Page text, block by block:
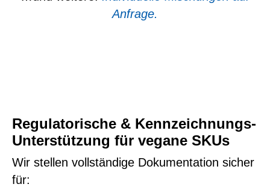
Anfrage.
Regulatorische & Kennzeichnungs-
Unterstützung für vegane SKUs
Wir stellen vollständige Dokumentation sicher
für: